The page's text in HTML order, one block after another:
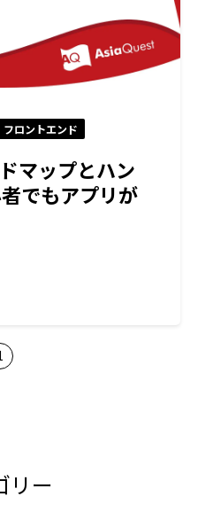
フロントエンド
マップとハン
でもアプリが
リー